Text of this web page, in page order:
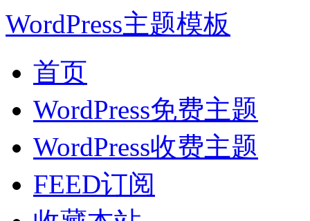
WordPress主题模板
首页
WordPress免费主题
WordPress收费主题
FEED订阅